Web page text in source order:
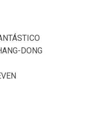
DONG